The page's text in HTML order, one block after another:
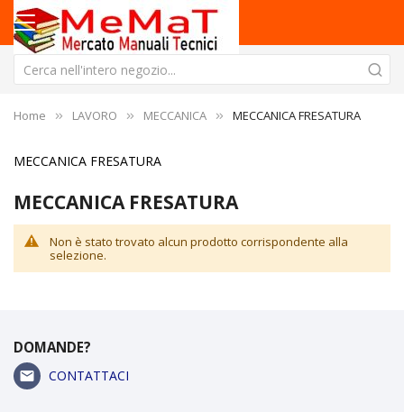
Home LAVORO MECCANICA MECCANICA FRESATURA
MECCANICA FRESATURA
MECCANICA FRESATURA
Non è stato trovato alcun prodotto corrispondente alla
selezione.
DOMANDE?
CONTATTACI